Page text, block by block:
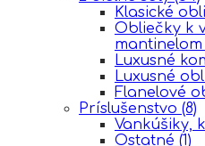
Klasické
Obliečky k
mantinelom
Luxusné
Luxusné
Flanelové
Príslušenstvo (8)
Vankúšiky,
Ostatné (1)